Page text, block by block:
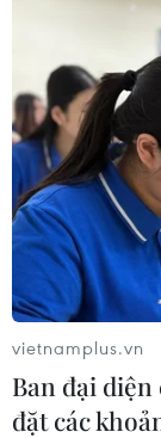
vietnamplus.vn
Ban đại
đặt các